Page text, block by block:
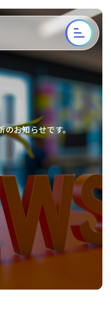
のお知らせです。